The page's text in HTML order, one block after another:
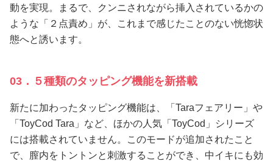
動を実現。まるで、クンニされながら挿入されているかの
ような「２点責め」が、これまで感じたことのない恍惚状
態へと誘います。
03．５種類のタッピング機能を新搭載
新たに加わったタッピング機能は、「Taraフェアリー」や
「ToyCod Tara」など、ほかの人気「ToyCod」シリーズ
には搭載されていません。このモードが追加されたこと
で、膣内をトントンと刺激することができ、中イキにも効